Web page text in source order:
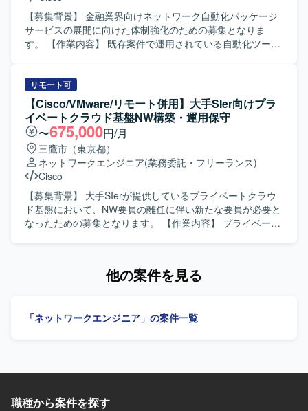
利用部門や管理部門に対して説明資料を用いて説明できる
方を歓迎いたします。 【ポジションの魅力】 省庁向けの大
規模ネットワーク基盤に上流工程から関わることができ、
ます。 官公庁系案件ならではの大規模かつ長期的なプロジ
ェクトに携わることで、業務・基幹システムとネットワー
クを横断した知見を得ることができます。 【開発環境】
中・大規模ネットワークインフラ環境（SD-WAN等を含む
構成を想定）での設計構築および移行作業を行います。
【募集背景】 金融業界向けネットワーク自動化パッケージ
サービスの展開に向けた体制強化のための募集となりま
す。 【作業内容】 既存案件で運用されている自動化ツール
トワーク知識を持った自動化ツールの活用エンジニアとし
て、既存案件や新規案件に対しツールの維持と拡張を担当
していただきます。 先に参画するAIデータエンジニアと連
携しながら、利用ツールの選定を含めた方針検討と推進を
行っていただきます。 【求める人物像】 要件整理から実
装・運用定着まで主体的に推進できる方を求めておりま
す。 関係者との調整や説明ができるコミュニケーション能
力をお持ちの方ですと望ましいです。 【ポジションの魅
力】 金融業界向けのネットワーク自動化パッケージサービ
スの企画から展開まで一貫して関わることができ、自動化
ツールとネットワーク技術の両面でスキルを高めていただ
のアセットを活用しつつ、AIデータエンジニアと協働して
リモート可
【Cisco/VMware/リモート併用】大手SIer向けプラ
イベートクラウド基盤NW構築・運用保守
〜675,000円/月
三鷹市（東京都）
ネットワークエンジニア(業務委託・フリーランス)
Cisco
【募集背景】 大手SIerが提供しているプライベートクラウ
ド基盤において、NW要員の離任に伴い新たな要員が必要と
なったための募集となります。 【作業内容】 プライベート
た、頻度は高くありませんがNW機器の詳細設計も担当して
ております。障害発生時には状況を整理し、主体的に切り
や各種NW機器の構成変更やバージョンアップ、詳細設計ま
で、運用保守から構築・設計まで幅広いフェーズに関わっ
他の案件を見る
「ネットワークエンジニア」の案件一覧
職種から案件を探す